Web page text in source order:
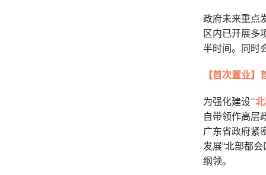
政府未来重点
区内已开展多
半时间。同时
【首次置业
为强化建设“
自带领作高层
广东省政府紧
发展“北部都
纲领。